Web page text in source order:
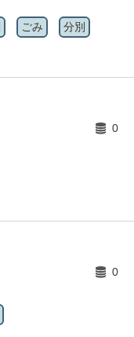
ごみ 分別
0
0